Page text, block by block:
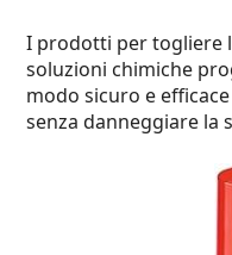
I prodotti per togliere
soluzioni chimiche
modo sicuro e
senza danneggiare la